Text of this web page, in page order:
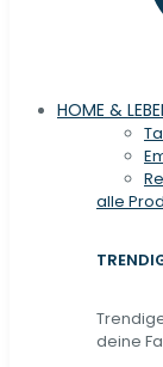
HOME &
alle
deine